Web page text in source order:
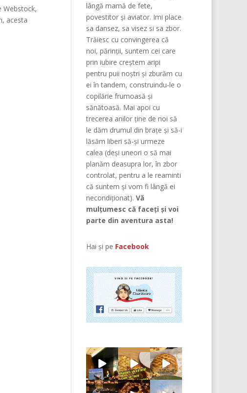
Webstock,
acesta
lângă mamă de fete,
povestitor și aviator. Imi place
sa dansez, sa visez si sa zbor.
Trăiesc cu convingerea că
noi, părinţii, suntem cei care
prin iubire creştem aripi
pentru puii noştri şi zburăm cu
ei în tandem, construindu-le o
copilărie frumoasă şi
sănătoasă. Mai apoi cu
trecerea anilor ține de noi să
le dăm drumul din braţe și să-i
lăsăm liberi să-și urmeze
calea (deşi uneori o să mai
planăm deasupra lor, în zbor
controlat, pentru a le reaminti
că suntem şi vom fi lângă ei
necondiţionat). Vă
mulțumesc că faceți și voi
parte din aventura asta!
Hai și pe Facebook